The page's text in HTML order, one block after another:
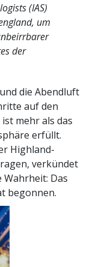
(IAS)
um
der
die Abendluft
auf den
mehr als das
erfüllt.
Highland-
verkündet
Das
begonnen.